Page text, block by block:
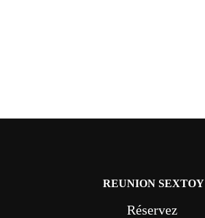
REUNION SEXTOY
Réservez